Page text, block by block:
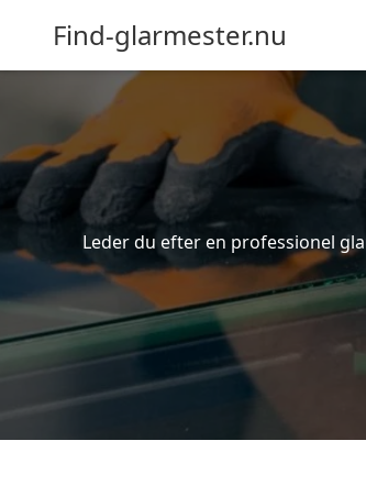
Find-glarmester.nu
Leder du efter en professionel